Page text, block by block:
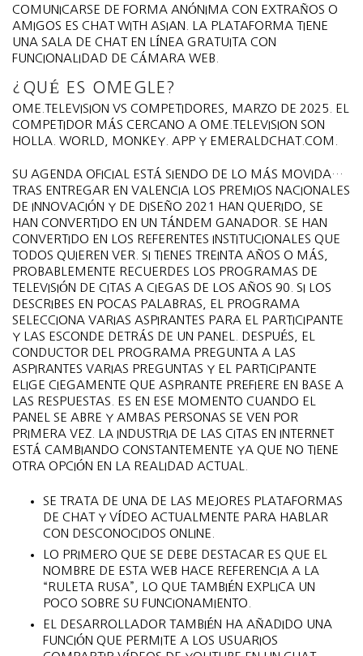
COMUNICARSE DE FORMA ANÓNIMA CON EXTRAÑOS O
AMIGOS ES CHAT WITH ASIAN. LA PLATAFORMA TIENE
UNA SALA DE CHAT EN LÍNEA GRATUITA CON
FUNCIONALIDAD DE CÁMARA WEB.
¿QUÉ ES OMEGLE?
OME.TELEVISION VS COMPETIDORES, MARZO DE 2025. EL
COMPETIDOR MÁS CERCANO A OME.TELEVISION SON
HOLLA. WORLD, MONKEY. APP Y EMERALDCHAT.COM.
SU AGENDA OFICIAL ESTÁ SIENDO DE LO MÁS MOVIDA…
TRAS ENTREGAR EN VALENCIA LOS PREMIOS NACIONALES
DE INNOVACIÓN Y DE DISEÑO 2021 HAN QUERIDO, SE
HAN CONVERTIDO EN UN TÁNDEM GANADOR. SE HAN
CONVERTIDO EN LOS REFERENTES INSTITUCIONALES QUE
TODOS QUIEREN VER. SI TIENES TREINTA AÑOS O MÁS,
PROBABLEMENTE RECUERDES LOS PROGRAMAS DE
TELEVISIÓN DE CITAS A CIEGAS DE LOS AÑOS 90. SI LOS
DESCRIBES EN POCAS PALABRAS, EL PROGRAMA
SELECCIONA VARIAS ASPIRANTES PARA EL PARTICIPANTE
Y LAS ESCONDE DETRÁS DE UN PANEL. DESPUÉS, EL
CONDUCTOR DEL PROGRAMA PREGUNTA A LAS
ASPIRANTES VARIAS PREGUNTAS Y EL PARTICIPANTE
ELIGE CIEGAMENTE QUE ASPIRANTE PREFIERE EN BASE A
LAS RESPUESTAS. ES EN ESE MOMENTO CUANDO EL
PANEL SE ABRE Y AMBAS PERSONAS SE VEN POR
PRIMERA VEZ. LA INDUSTRIA DE LAS CITAS EN INTERNET
ESTÁ CAMBIANDO CONSTANTEMENTE YA QUE NO TIENE
OTRA OPCIÓN EN LA REALIDAD ACTUAL.
SE TRATA DE UNA DE LAS MEJORES PLATAFORMAS
DE CHAT Y VÍDEO ACTUALMENTE PARA HABLAR
CON DESCONOCIDOS ONLINE.
LO PRIMERO QUE SE DEBE DESTACAR ES QUE EL
NOMBRE DE ESTA WEB HACE REFERENCIA A LA
“RULETA RUSA”, LO QUE TAMBIÉN EXPLICA UN
POCO SOBRE SU FUNCIONAMIENTO.
EL DESARROLLADOR TAMBIÉN HA AÑADIDO UNA
FUNCIÓN QUE PERMITE A LOS USUARIOS